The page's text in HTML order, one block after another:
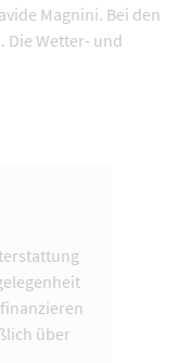
Magnini. Bei den
Die Wetter- und
über